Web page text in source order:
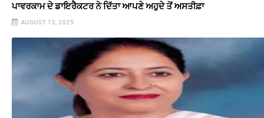
ਪਾਵਰਕਾਮ ਦੇ ਡਾਇਰੈਕਟਰ ਨੇ ਦਿੱਤਾ ਆਪਣੇ ਅਹੁਦੇ ਤੋਂ ਅਸਤੀਫ਼ਾ
AUGUST 13, 2025